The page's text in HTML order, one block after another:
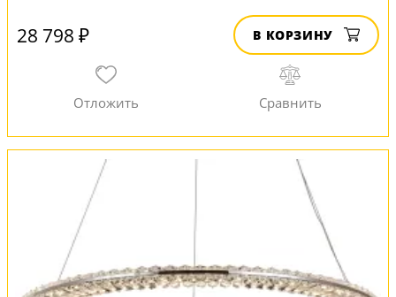
28 798 ₽ В КОРЗИНУ